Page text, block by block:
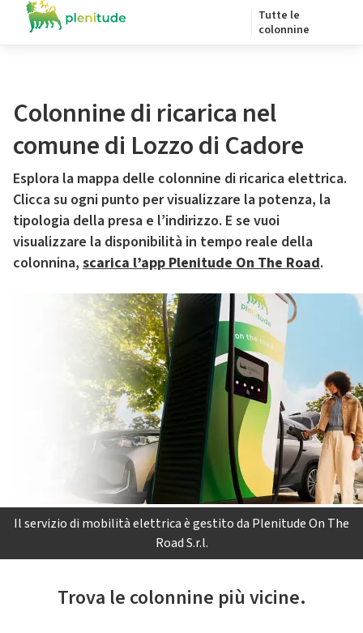
Tutte le
colonnine
Colonnine di ricarica nel
comune di Lozzo di Cadore
Esplora la mappa delle colonnine di ricarica elettrica.
Clicca su ogni punto per visualizzare la potenza, la
tipologia della presa e l’indirizzo. E se vuoi
visualizzare la disponibilità in tempo reale della
colonnina, scarica l’app Plenitude On The Road.
Il servizio di mobilità elettrica è gestito da Plenitude On The
Road S.r.l.
Trova le colonnine più vicine.